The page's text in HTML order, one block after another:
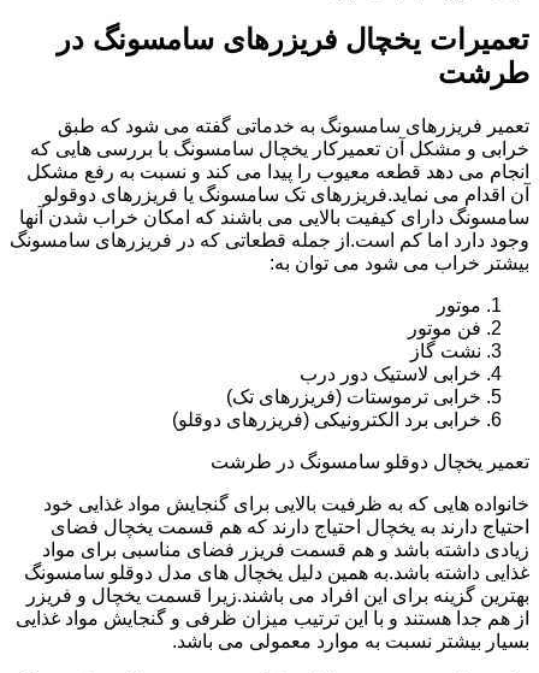
تعمیرات یخچال فریزرهای سامسونگ در
طرشت
تعمیر فریزرهای سامسونگ به خدماتی گفته می شود که طبق
خرابی و مشکل آن تعمیرکار یخچال سامسونگ با بررسی هایی که
انجام می دهد قطعه معیوب را پیدا می کند و نسبت به رفع مشکل
آن اقدام می نماید.فریزرهای تک سامسونگ یا فریزرهای دوقولو
سامسونگ دارای کیفیت بالایی می باشند که امکان خراب شدن آنها
وجود دارد اما کم است.از جمله قطعاتی که در فریزرهای سامسونگ
بیشتر خراب می شود می توان به:
موتور
فن موتور
نشت گاز
خرابی لاستیک دور درب
خرابی ترموستات (فریزرهای تک)
خرابی برد الکترونیکی (فریزرهای دوقلو)
تعمیر یخچال دوقلو سامسونگ در طرشت
خانواده هایی که به ظرفیت بالایی برای گنجایش مواد غذایی خود
احتیاج دارند به یخچال احتیاج دارند که هم قسمت یخچال فضای
زیادی داشته باشد و هم قسمت فریزر فضای مناسبی برای مواد
غذایی داشته باشد.به همین دلیل یخچال های مدل دوقلو سامسونگ
بهترین گزینه برای این افراد می باشند.زیرا قسمت یخچال و فریزر
از هم جدا هستند و با این ترتیب میزان ظرفی و گنجایش مواد غذایی
بسیار بیشتر نسبت به موارد معمولی می باشد.